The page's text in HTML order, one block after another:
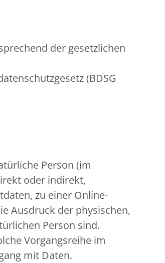
der gesetzlichen
(BDSG
Person (im
oder indirekt,
zu einer Online-
Ausdruck der physischen,
Person sind.
Vorgangsreihe im
mit Daten.